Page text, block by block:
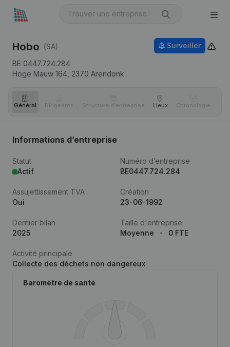
Hobo (SA)
BE 0447.724.284
Hoge Mauw 164, 2370 Arendonk
Surveiller
Général Dirigeants Structure d'entreprise Lieux Chronologie
Informations d’entreprise
Statut
Actif
Numéro d’entreprise
BE0447.724.284
Assujettissement TVA
Oui
Création
23-06-1992
Dernier bilan
2025
Taille d'entreprise
Moyenne
0 FTE
Activité principale
Collecte des déchets non dangereux
Baromètre de santé